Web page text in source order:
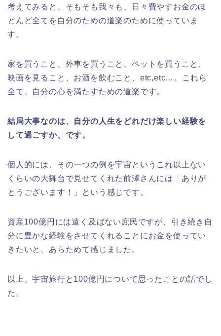
考えてみると、そもそも我々も、日々費やすお金のほ
とんど全てを自分のための道楽のために使っていま
す。
家を買うこと、外車を買うこと、ペットを買うこと、
映画を見ること、お酒を飲むこと、etc,etc…。これら
全て、自分の心を満たすための道楽です。
結局大事なのは、自分の人生をどれだけ楽しい経験を
して過ごすか、です。
個人的には、その一つの例を宇宙というこれ以上ない
くらいの大舞台で見せてくれた前澤さんには「ありが
とうございます！」という感じです。
資産100億円には遠く及ばない庶民ですが、引き続き自
分に豊かな経験をさせてくれることにお金を使ってい
きたいと、あらためて感じました。
以上、宇宙旅行と100億円について思ったことの話でし
た。